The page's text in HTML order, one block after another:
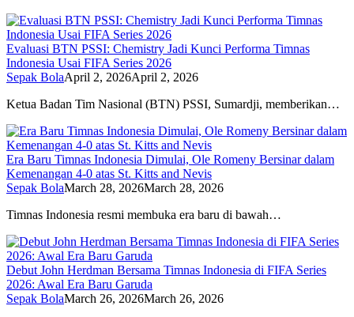
Evaluasi BTN PSSI: Chemistry Jadi Kunci Performa Timnas
Indonesia Usai FIFA Series 2026
Sepak BolaApril 2, 2026April 2, 2026
Ketua Badan Tim Nasional (BTN) PSSI, Sumardji, memberikan…
Era Baru Timnas Indonesia Dimulai, Ole Romeny Bersinar dalam
Kemenangan 4-0 atas St. Kitts and Nevis
Sepak BolaMarch 28, 2026March 28, 2026
Timnas Indonesia resmi membuka era baru di bawah…
Debut John Herdman Bersama Timnas Indonesia di FIFA Series
2026: Awal Era Baru Garuda
Sepak BolaMarch 26, 2026March 26, 2026